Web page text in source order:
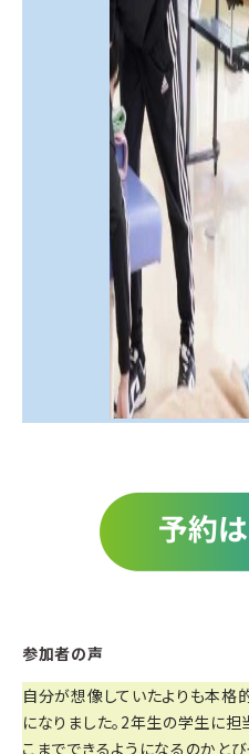
参加者の声
自分が想像していたよりも本格
になりました。2年生の学生に担
こまでできるようになるのかとび